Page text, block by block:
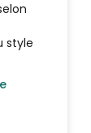
style